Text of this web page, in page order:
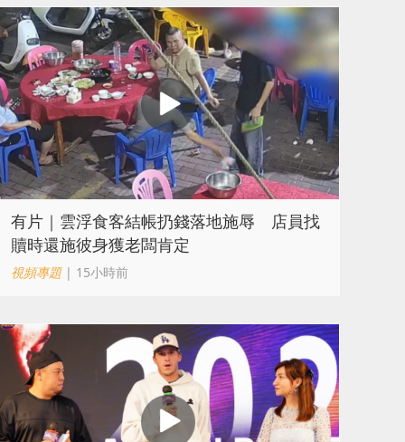
​有片｜雲浮食客結帳扔錢落地施辱 店員找
贖時還施彼身獲老闆肯定
視頻專題| 15小時前